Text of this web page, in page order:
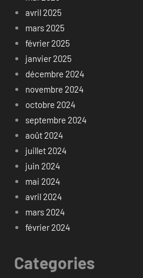
avril 2025
mars 2025
février 2025
janvier 2025
décembre 2024
novembre 2024
octobre 2024
septembre 2024
août 2024
juillet 2024
juin 2024
mai 2024
avril 2024
mars 2024
février 2024
Categories